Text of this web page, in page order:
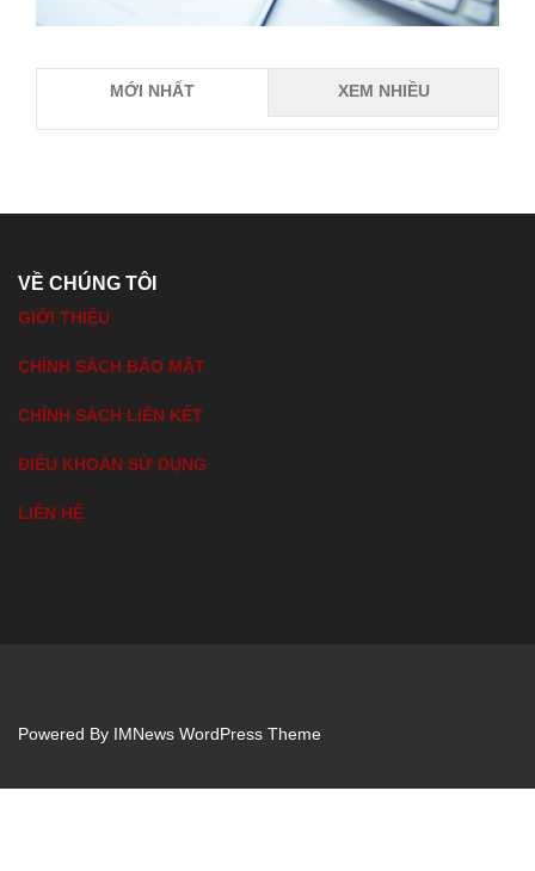
MỚI NHẤT XEM NHIỀU
VỀ CHÚNG TÔI
GIỚI THIỆU
CHÍNH SÁCH BẢO MẬT
CHÍNH SÁCH LIÊN KẾT
ĐIỀU KHOẢN SỬ DỤNG
LIÊN HỆ
Powered By IMNews WordPress Theme